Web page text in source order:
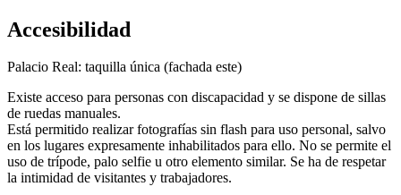
Accesibilidad
Palacio Real: taquilla única (fachada este)
Existe acceso para personas con discapacidad y se dispone de sillas
de ruedas manuales.
Está permitido realizar fotografías sin flash para uso personal, salvo
en los lugares expresamente inhabilitados para ello. No se permite el
uso de trípode, palo selfie u otro elemento similar. Se ha de respetar
la intimidad de visitantes y trabajadores.